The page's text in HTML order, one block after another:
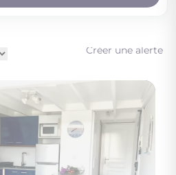
Créer une alerte